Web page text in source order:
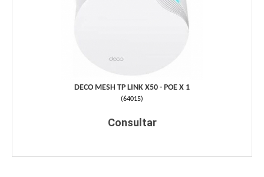
DECO MESH TP LINK X50 - POE X 1
(64015)
Consultar